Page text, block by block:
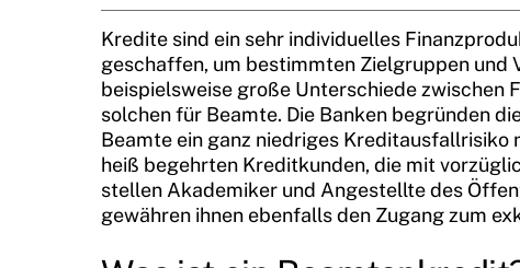
Kredite sind ein sehr individuelles
geschaffen, um bestimmten Zielgruppen und
beispielsweise große Unterschiede zwischen
solchen für Beamte. Die Banken begründen
Beamte ein ganz niedriges Kreditausfallrisiko
heiß begehrten Kreditkunden, die mit
stellen Akademiker und Angestellte des
gewähren ihnen ebenfalls den Zugang zum